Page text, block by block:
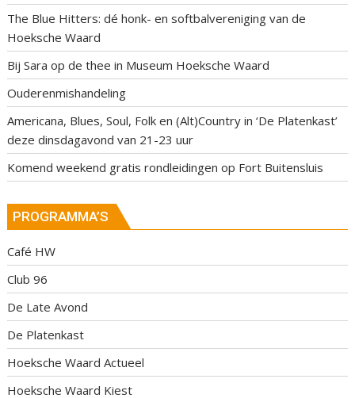
The Blue Hitters: dé honk- en softbalvereniging van de
Hoeksche Waard
Bij Sara op de thee in Museum Hoeksche Waard
Ouderenmishandeling
Americana, Blues, Soul, Folk en (Alt)Country in ‘De Platenkast’
deze dinsdagavond van 21-23 uur
Komend weekend gratis rondleidingen op Fort Buitensluis
PROGRAMMA’S
Café HW
Club 96
De Late Avond
De Platenkast
Hoeksche Waard Actueel
Hoeksche Waard Kiest